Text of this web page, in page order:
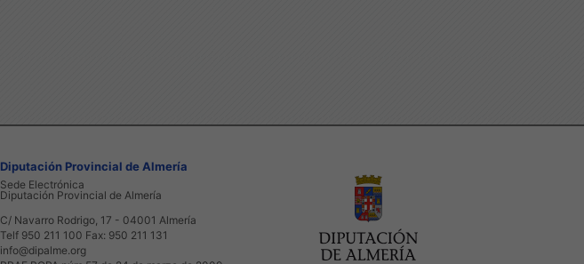
Diputación Provincial de Almería
Sede Electrónica
Diputación Provincial de Almería
C/ Navarro Rodrigo, 17 - 04001 Almería
Telf 950 211 100 Fax: 950 211 131
info@dipalme.org